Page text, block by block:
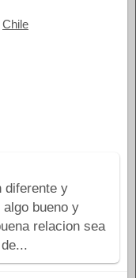
Chile
diferente y
bueno y
relacion sea